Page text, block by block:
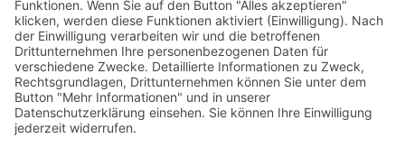
Als Bosch E-Bike Service-Center sind wir Dein
Ansprechspartner, wenn es um Serivce und Reparaturen
an Bosch E-Bike-Antriebe geht.
Wir haben viel Know-How und langjährige Erfahrung
mit den Bosch Antrieben- und schulen uns regelmässig.
Ebenfalls haben wir einen direkten Draht in die Bosch-